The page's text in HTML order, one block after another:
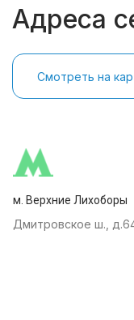
Адреса
Смотреть на
м. Верхние Лихоборы
Дмитровское ш.,